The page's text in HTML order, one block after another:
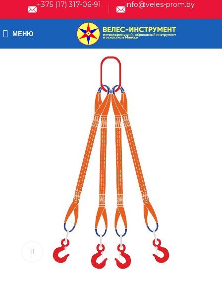
+375 (17) 317-06-91 info@veles-prom.by
МЕНЮ
Нажмите, чтобы увеличить